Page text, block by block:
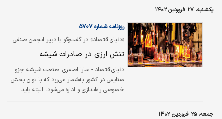
قرارداد موقت با افرادی که قرارداد کارشان دائم است افزایش یافته است گفت: در
واقع ساماندهی بخشی از مشکلات حوزه کاری و قراردادی نیروی کار در راستای
قراردادهای کوتاه مدت و موقت با اقداماتی نظیر لغو دادنامه ۱۷۹…
یکشنبه، ۲۷ فروردین ۱۴۰۲
«دنیای‌اقتصاد» در گفت‌وگو با دبیر انجمن صنفی
صنعت شیشه بررسی کرد
روزنامه شماره ۵۷۰۷
تنش ارزی در صادرات شیشه
دنیای‌اقتصاد - سارا اصغری: صنعت شیشه جزو
صنایعی در کشور به‌‌‌شمار می‌رود که با توان بخش
خصوصی راه‌‌‌اندازی و اداره می‌شود، البته باید
جمعه، ۲۵ فروردین ۱۴۰۲